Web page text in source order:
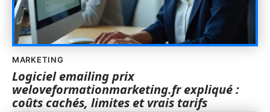
MARKETING
Logiciel emailing prix
weloveformationmarketing.fr expliqué :
coûts cachés, limites et vrais tarifs